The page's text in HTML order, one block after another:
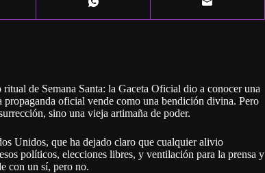
de Semana Santa: la Gaceta Oficial dio a conocer una
propaganda oficial vende como una bendición divina. Pero
sino una vieja artimaña de poder.
Unidos, que ha dejado claro que cualquier alivio
políticos, elecciones libres, y ventilación para la prensa y
con un sí, pero no.